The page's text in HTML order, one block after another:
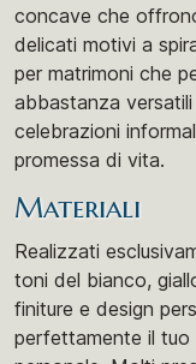
concave che
delicati motivi a
per matrimoni che
abbastanza
celebrazioni
promessa di vita.
Materiali
Realizzati
toni del bianco,
finiture e design
perfettamente il tuo